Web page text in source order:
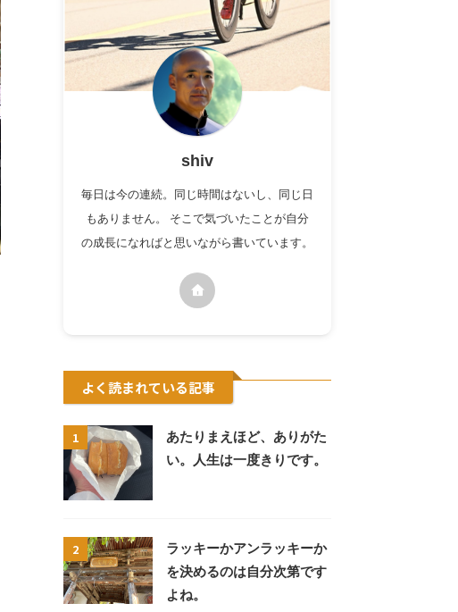
shiv
毎日は今の連続。同じ時間はないし、同じ日
もありません。 そこで気づいたことが自分
の成長になればと思いながら書いています。
よく読まれている記事
1
あたりまえほど、ありがた
い。人生は一度きりです。
2
ラッキーかアンラッキーか
を決めるのは自分次第です
よね。